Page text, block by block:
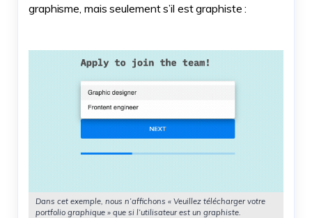
graphisme, mais seulement s’il est graphiste :
Dans cet exemple, nous n’affichons « Veuillez télécharger votre
portfolio graphique » que si l’utilisateur est un graphiste.